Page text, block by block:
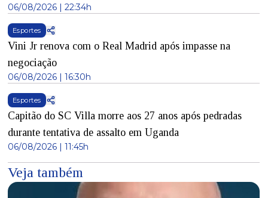
06/08/2026 | 22:34h
Esportes
Vini Jr renova com o Real Madrid após impasse na
negociação
06/08/2026 | 16:30h
Esportes
Capitão do SC Villa morre aos 27 anos após pedradas
durante tentativa de assalto em Uganda
06/08/2026 | 11:45h
Veja também